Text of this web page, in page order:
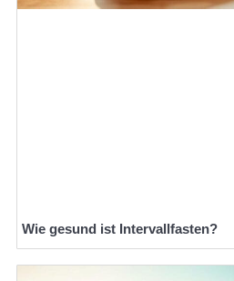
Wie gesund ist Intervallfasten?